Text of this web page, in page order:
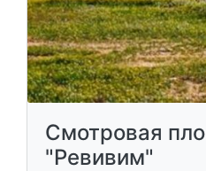
Смотровая
"Ревивим"